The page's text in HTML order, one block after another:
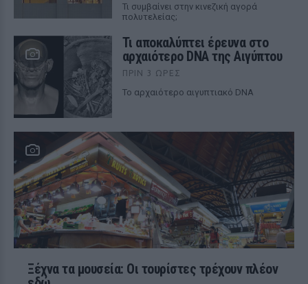
Τι συμβαίνει στην κινεζική αγορά
πολυτελείας;
Τι αποκαλύπτει έρευνα στο
αρχαιότερο DNA της Αιγύπτου
ΠΡΙΝ 3 ΏΡΕΣ
Το αρχαιότερο αιγυπτιακό DNA
Ξέχνα τα μουσεία: Οι τουρίστες τρέχουν πλέον